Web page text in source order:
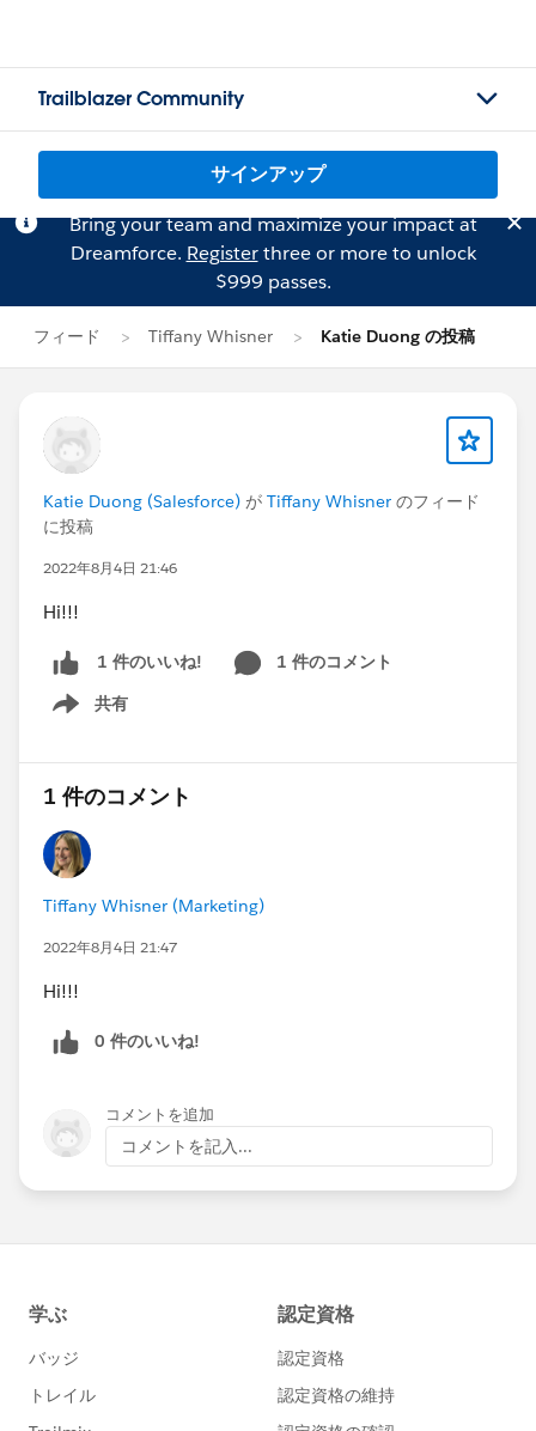
Trailblazer Community
サインアップ
Bring your team and maximize your impact at
Dreamforce. Registerthree or more to unlock
$999 passes.
フィード Tiffany Whisner Katie Duong の投稿
Katie Duong (Salesforce) が Tiffany Whisner のフィード
に投稿
2022年8月4日 21:46
Hi!!!
1 件のいいね!
1 件のコメント
共有
Show menu
1 件のコメント
Tiffany Whisner (Marketing)
2022年8月4日 21:47
Hi!!!
0 件のいいね!
コメントを追加
コメントを記入...